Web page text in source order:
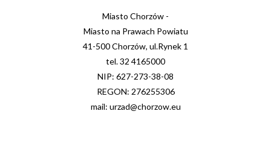
Miasto Chorzów -
Miasto na Prawach Powiatu
41-500 Chorzów, ul.Rynek 1
tel. 32 4165000
NIP: 627-273-38-08
REGON: 276255306
mail: urzad@chorzow.eu